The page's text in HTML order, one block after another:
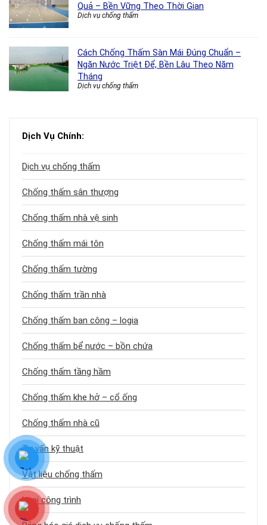
Quả – Bền Vững Theo Thời Gian
Dịch vụ chống thấm
Cách Chống Thấm Sàn Mái Đúng Chuẩn –
Ngăn Nước Triệt Để, Bền Lâu Theo Năm
Tháng
Dịch vụ chống thấm
Dịch Vụ Chính:
Dịch vụ chống thấm
Chống thấm sân thượng
Chống thấm nhà vệ sinh
Chống thấm mái tôn
Chống thấm tường
Chống thấm trần nhà
Chống thấm ban công – logia
Chống thấm bể nước – bồn chứa
Chống thấm tầng hầm
Chống thấm khe hở – cổ ống
Chống thấm nhà cũ
Tư vấn kỹ thuật
Vật liệu chống thấm
Loại công trình